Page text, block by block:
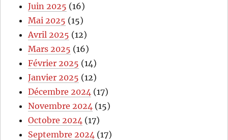
Juin 2025 (16)
Mai 2025 (15)
Avril 2025 (12)
Mars 2025 (16)
Février 2025 (14)
Janvier 2025 (12)
Décembre 2024 (17)
Novembre 2024 (15)
Octobre 2024 (17)
Septembre 2024 (17)